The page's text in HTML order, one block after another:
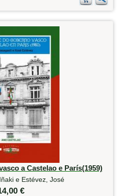
a Castelao e París(1959)
e Estévez, José
€